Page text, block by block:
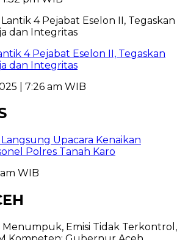
4 Pejabat Eselon II, Tegaskan
dan Integritas
| 7:26 am WIB
Upacara Kenaikan
Polres Tanah Karo
WIB